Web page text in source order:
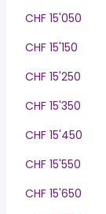
CHF 15'050
CHF 15'150
CHF 15'250
CHF 15'350
CHF 15'450
CHF 15'550
CHF 15'650